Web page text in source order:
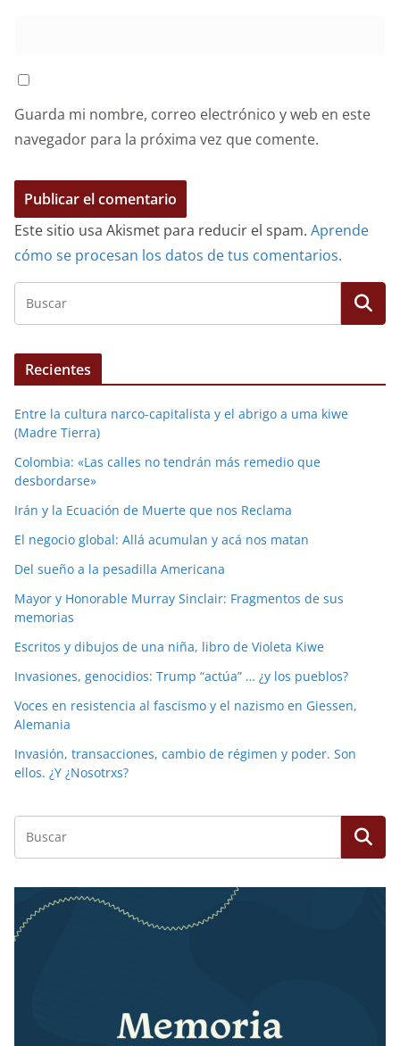
Guarda mi nombre, correo electrónico y web en este
navegador para la próxima vez que comente.
Este sitio usa Akismet para reducir el spam. Aprende
cómo se procesan los datos de tus comentarios.
Recientes
Entre la cultura narco-capitalista y el abrigo a uma kiwe
(Madre Tierra)
Colombia: «Las calles no tendrán más remedio que
desbordarse»
Irán y la Ecuación de Muerte que nos Reclama
El negocio global: Allá acumulan y acá nos matan
Del sueño a la pesadilla Americana
Mayor y Honorable Murray Sinclair: Fragmentos de sus
memorias
Escritos y dibujos de una niña, libro de Violeta Kiwe
Invasiones, genocidios: Trump “actúa” … ¿y los pueblos?
Voces en resistencia al fascismo y el nazismo en Giessen,
Alemania
Invasión, transacciones, cambio de régimen y poder. Son
ellos. ¿Y ¿Nosotrxs?